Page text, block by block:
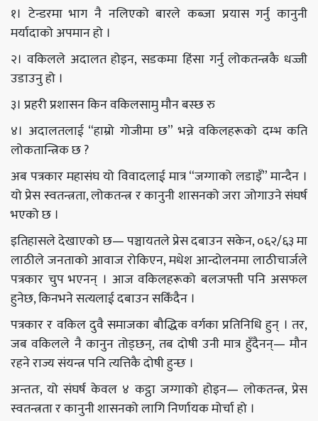
१। टेन्डरमा भाग नै नलिएको बारले कब्जा प्रयास गर्नु कानुनी
मर्यादाको अपमान हो ।
२। वकिलले अदालत होइन, सडकमा हिंसा गर्नु लोकतन्त्रकै धज्जी
उडाउनु हो ।
३। प्रहरी प्रशासन किन वकिलसामु मौन बस्छ रु
४। अदालतलाई “हाम्रो गोजीमा छ” भन्ने वकिलहरूको दम्भ कति
लोकतान्त्रिक छ ?
अब पत्रकार महासंघ यो विवादलाई मात्र “जग्गाको लडाइँ” मान्दैन ।
यो प्रेस स्वतन्त्रता, लोकतन्त्र र कानुनी शासनको जरा जोगाउने संघर्ष
भएको छ ।
इतिहासले देखाएको छ— पञ्चायतले प्रेस दबाउन सकेन, ०६२/६३ मा
लाठीले जनताको आवाज रोकिएन, मधेश आन्दोलनमा लाठीचार्जले
पत्रकार चुप भएनन् । आज वकिलहरूको बलजफ्ती पनि असफल
हुनेछ, किनभने सत्यलाई दबाउन सकिँदैन ।
पत्रकार र वकिल दुवै समाजका बौद्धिक वर्गका प्रतिनिधि हुन् । तर,
जब वकिलले नै कानुन तोड्छन्, तब दोषी उनी मात्र हुँदैनन्— मौन
रहने राज्य संयन्त्र पनि त्यत्तिकै दोषी हुन्छ ।
अन्ततः, यो संघर्ष केवल ४ कट्ठा जग्गाको होइन— लोकतन्त्र, प्रेस
स्वतन्त्रता र कानुनी शासनको लागि निर्णायक मोर्चा हो ।